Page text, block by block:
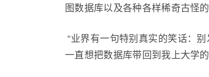
图数据库以及各种各样稀奇古怪
“业界有一句特别真实的笑话：
一直想把数据库带回到我上大学